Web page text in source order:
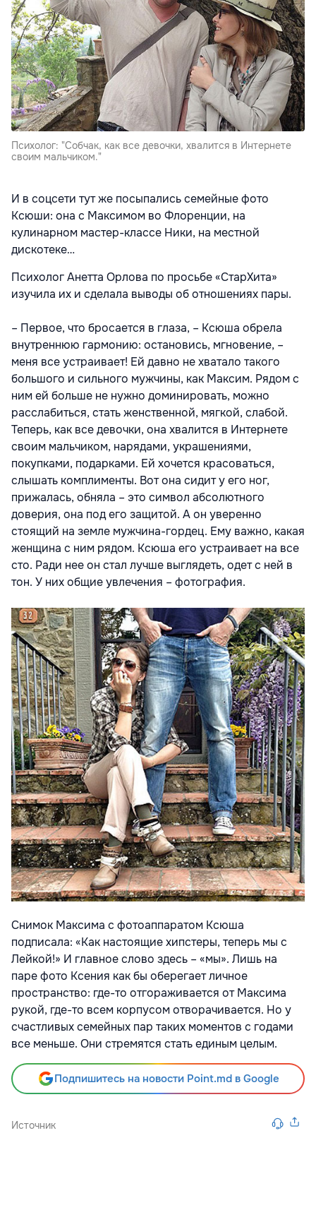
Психолог: "Собчак, как все девочки, хвалится в Интернете
своим мальчиком."
И в соцсети тут же посыпались семейные фото
Ксюши: она с Максимом во Флоренции, на
кулинарном мастер-классе Ники, на местной
дискотеке…
Психолог Анетта Орлова по просьбе «СтарХита»
изучила их и сделала выводы об отношениях пары.
– Первое, что бросается в глаза, – Ксюша обрела
внутреннюю гармонию: остановись, мгновение, –
меня все устраивает! Ей давно не хватало такого
большого и сильного мужчины, как Максим. Рядом с
ним ей больше не нужно доминировать, можно
расслабиться, стать женственной, мягкой, слабой.
Теперь, как все девочки, она хвалится в Интернете
своим мальчиком, нарядами, украшениями,
покупками, подарками. Ей хочется красоваться,
слышать комплименты. Вот она сидит у его ног,
прижалась, обняла – это символ абсолютного
доверия, она под его защитой. А он уверенно
стоящий на земле мужчина-гордец. Ему важно, какая
женщина с ним рядом. Ксюша его устраивает на все
сто. Ради нее он стал лучше выглядеть, одет с ней в
тон. У них общие увлечения – фотография.
Снимок Максима с фотоаппаратом Ксюша
подписала: «Как настоящие хипстеры, теперь мы с
Лейкой!» И главное слово здесь – «мы». Лишь на
паре фото Ксения как бы оберегает личное
пространство: где-то отгораживается от Максима
рукой, где-то всем корпусом отворачивается. Но у
счастливых семейных пар таких моментов с годами
все меньше. Они стремятся стать единым целым.
Подпишитесь на новости Point.md в Google
Источник